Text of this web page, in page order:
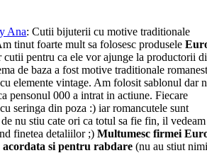
Ana: Cutii bijuterii cu motive traditionale
tinut foarte mult sa folosesc produsele
cutii pentru ca ele vor ajunge la productorii
de baza a fost motive traditionale
elemente vintage. Am folosit sablonul dar
pensonul 000 a intrat in actiune. Fiecare
seringa din poza :) iar romancutele sunt
nu stiu cate ori ca totul sa fie fin, il vedeam
finetea detaliilor ;)Multumesc firmei
si pentru rabdare (nu au stiut